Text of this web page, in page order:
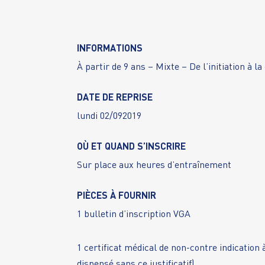
INFORMATIONS
À partir de 9 ans – Mixte – De l’initiation à
DATE DE REPRISE
lundi 02/092019
OÙ ET QUAND S’INSCRIRE
Sur place aux heures d’entraînement
PIÈCES À FOURNIR
1 bulletin d’inscription VGA
1 certificat médical de non-contre indication